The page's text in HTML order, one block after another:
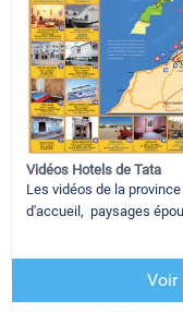
Vidéos Hotels de Tata
Les vidéos de la
d'accueil, paysages
Voir